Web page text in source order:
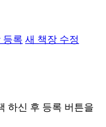
등록 새 책장 수정
하신 후 등록 버튼을